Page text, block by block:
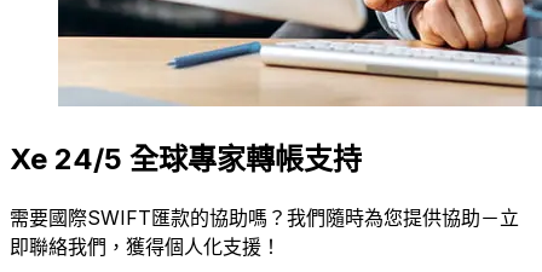
Xe 24/5 全球專家轉帳支持
需要國際SWIFT匯款的協助嗎？我們隨時為您提供協助－立
即聯絡我們，獲得個人化支援！